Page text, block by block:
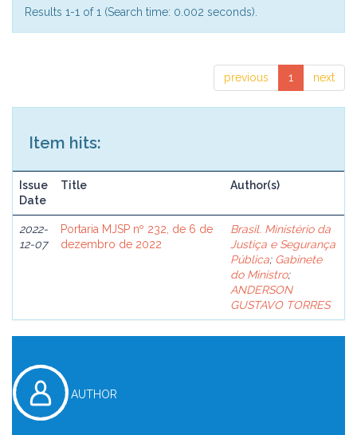
Results 1-1 of 1 (Search time: 0.002 seconds).
previous 1 next
Item hits:
Issue
Date
Title Author(s)
2022-
12-07
Portaria MJSP nº 232, de 6 de
dezembro de 2022
Brasil. Ministério da
Justiça e Segurança
Pública; Gabinete
do Ministro;
ANDERSON
GUSTAVO TORRES
AUTHOR